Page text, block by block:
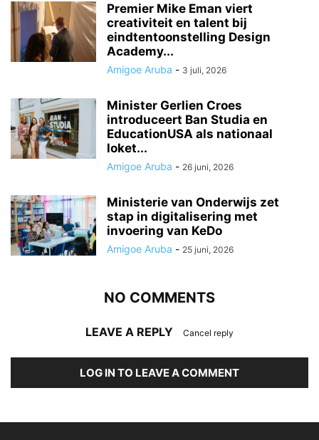
Premier Mike Eman viert
creativiteit en talent bij
eindtentoonstelling Design
Academy...
Amigoe Aruba - 3 juli, 2026
Minister Gerlien Croes
introduceert Ban Studia en
EducationUSA als nationaal
loket...
Amigoe Aruba - 26 juni, 2026
Ministerie van Onderwijs zet
stap in digitalisering met
invoering van KeDo
Amigoe Aruba - 25 juni, 2026
NO COMMENTS
LEAVE A REPLY Cancel reply
LOG IN TO LEAVE A COMMENT